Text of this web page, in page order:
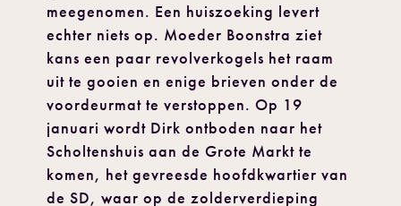
meegenomen. Een huiszoeking levert
echter niets op. Moeder Boonstra ziet
kans een paar revolverkogels het raam
uit te gooien en enige brieven onder de
voordeurmat te verstoppen. Op 19
januari wordt Dirk ontboden naar het
Scholtenshuis aan de Grote Markt te
komen, het gevreesde hoofdkwartier van
de SD, waar op de zolderverdieping